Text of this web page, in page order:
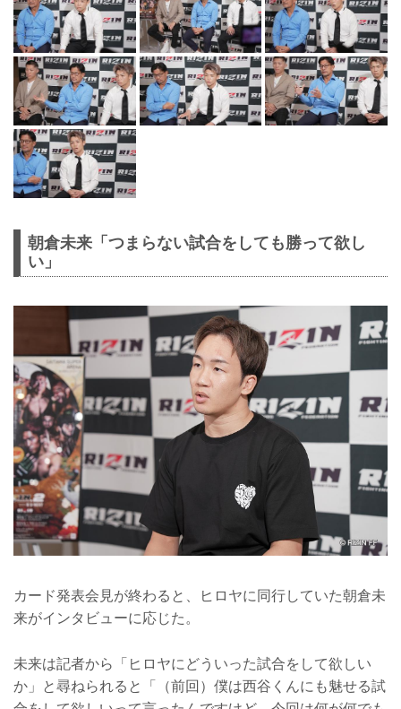
朝倉未来「つまらない試合をしても勝って欲し
い」
カード発表会見が終わると、ヒロヤに同行していた朝倉未
来がインタビューに応じた。
未来は記者から「ヒロヤにどういった試合をして欲しい
か」と尋ねられると「（前回）僕は西谷くんにも魅せる試